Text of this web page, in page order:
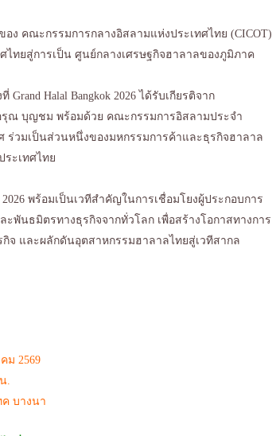
ง คณะกรรมการกลางอิสลามแห่งประเทศไทย (CICOT)
ไทยสู่การเป็น ศูนย์กลางเศรษฐกิจฮาลาลของภูมิภาค
Grand Halal Bangkok 2026 ได้รับเกียรติจาก
ณ บุญชม พร้อมด้วย คณะกรรมการอิสลามประจำ
ร่วมเป็นส่วนหนึ่งของมหกรรมการค้าและธุรกิจฮาลาล
ะเทศไทย
2026 พร้อมเป็นเวทีสำคัญในการเชื่อมโยงผู้ประกอบการ
พันธมิตรทางธุรกิจจากทั่วโลก เพื่อสร้างโอกาสทางการ
กิจ และผลักดันอุตสาหกรรมฮาลาลไทยสู่เวทีสากล
ม 2569
.
ค บางนา